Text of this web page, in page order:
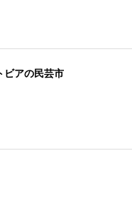
ビアの民芸市